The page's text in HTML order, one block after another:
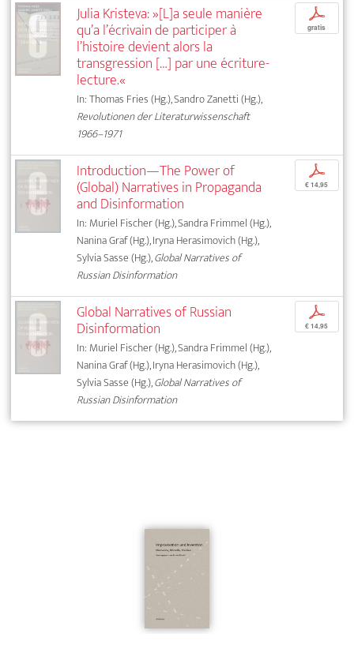
Julia Kristeva: »[L]a seule manière
qu’a l’écrivain de participer à
l’histoire devient alors la
transgression […] par une écriture-
lecture.«
In: Thomas Fries (Hg.), Sandro Zanetti (Hg.),
Revolutionen der Literaturwissenschaft
1966–1971
p
gratis
Introduction—The Power of
(Global) Narratives in Propaganda
and Disinformation
In: Muriel Fischer (Hg.), Sandra Frimmel (Hg.),
Nanina Graf (Hg.), Iryna Herasimovich (Hg.),
Sylvia Sasse (Hg.),Global Narratives of
Russian Disinformation
p
€ 14,95
Global Narratives of Russian
Disinformation
In: Muriel Fischer (Hg.), Sandra Frimmel (Hg.),
Nanina Graf (Hg.), Iryna Herasimovich (Hg.),
Sylvia Sasse (Hg.),Global Narratives of
Russian Disinformation
p
€ 14,95